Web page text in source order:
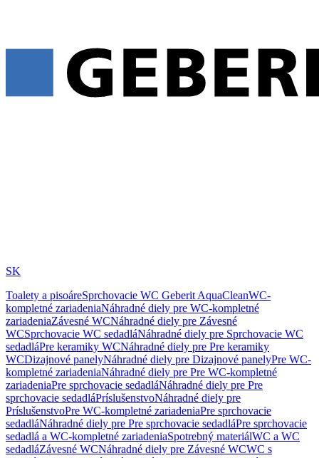
SK
Toalety a pisoáreSprchovacie WC Geberit AquaCleanWC-
kompletné zariadeniaNáhradné diely pre WC-kompletné
zariadeniaZávesné WCNáhradné diely pre Závesné
WCSprchovacie WC sedadláNáhradné diely pre Sprchovacie WC
sedadláPre keramiky WCNáhradné diely pre Pre keramiky
WCDizajnové panelyNáhradné diely pre Dizajnové panelyPre WC-
kompletné zariadeniaNáhradné diely pre Pre WC-kompletné
zariadeniaPre sprchovacie sedadláNáhradné diely pre Pre
sprchovacie sedadláPríslušenstvoNáhradné diely pre
PríslušenstvoPre WC-kompletné zariadeniaPre sprchovacie
sedadláNáhradné diely pre Pre sprchovacie sedadláPre sprchovacie
sedadlá a WC-kompletné zariadeniaSpotrebný materiálWC a WC
sedadláZávesné WCNáhradné diely pre Závesné WCWC s